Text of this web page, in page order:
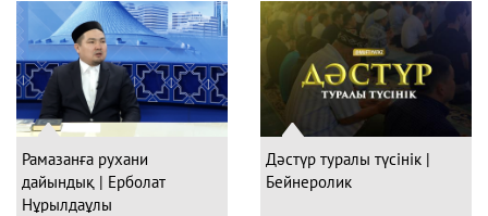
Рамазанға рухани
дайындық | Ерболат
Нұрылдаұлы
Дәстүр туралы түсінік |
Бейнеролик